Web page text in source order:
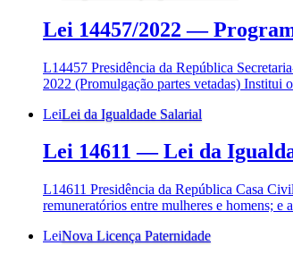
Lei 14457/2022 —
L14457 Presidência da República
2022 (Promulgação partes vetadas) Institui
LeiLei da Igualdade Salarial
Lei 14611 —Lei da
L14611 Presidência da República Casa
remuneratórios entre mulheres e homens;
LeiNova Licença Paternidade